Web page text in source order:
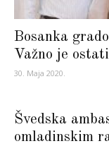
Bosanka
Važno je
30. Maja 2020.
Švedska
omladinskim